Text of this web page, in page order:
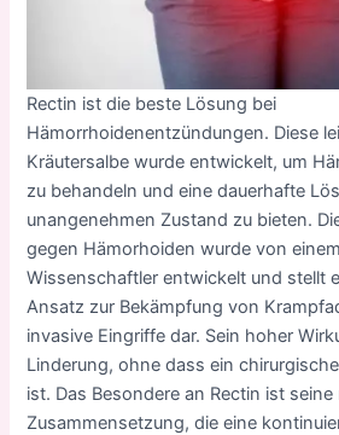
Rectin ist die beste Lösung bei
Hämorrhoidenentzündungen. Diese
Kräutersalbe wurde entwickelt, um
zu behandeln und eine dauerhafte
unangenehmen Zustand zu bieten.
gegen Hämorhoiden wurde von
Wissenschaftler entwickelt und stellt
Ansatz zur Bekämpfung von
invasive Eingriffe dar. Sein hoher
Linderung, ohne dass ein
ist. Das Besondere an Rectin ist
Zusammensetzung, die eine